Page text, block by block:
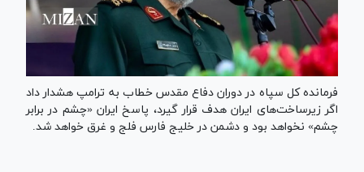
فرمانده کل سپاه در دوران دفاع مقدس خطاب به ترامپ هشدار داد
اگر زیرساخت‌های ایران هدف قرار گیرد، پاسخ ایران «چشم در برابر
چشم» نخواهد بود و دشمن در خلیج فارس فلج و غرق خواهد شد.